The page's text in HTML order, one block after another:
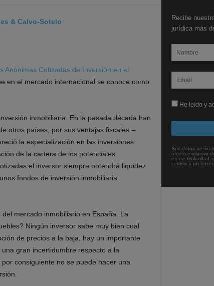
& Calvo-Sotelo
Anónimas Cotizadas de Inversión en el
en el mercado internacional se conoce como
inmobiliaria. En la pasada década han
otros países, por sus ventajas fiscales –
la especialización en las inversiones
de la cartera de los potenciales
el inversor siempre obtendrá liquidez
fondos de inversión inmobiliaria
mercado inmobiliario en España. La
Ningún inversor sabe muy bien cual
de precios a la baja, hay un importante
gran incertidumbre respecto a la
consiguiente no se puede hacer una
Recibe
jurídica más
He leído y
Sus datos serán
objeto exclusivo
es de titularidad
cedido a un